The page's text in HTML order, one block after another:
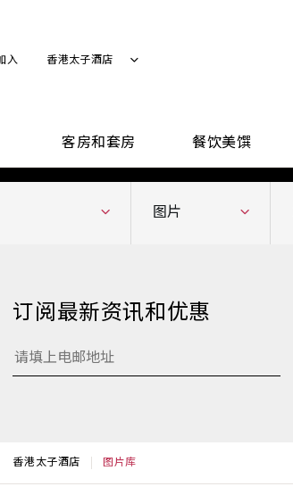
入​ 香港太子酒店
客房和套房 餐饮美馔
图片
订阅最新资讯和优惠
香港太子酒店 图片库